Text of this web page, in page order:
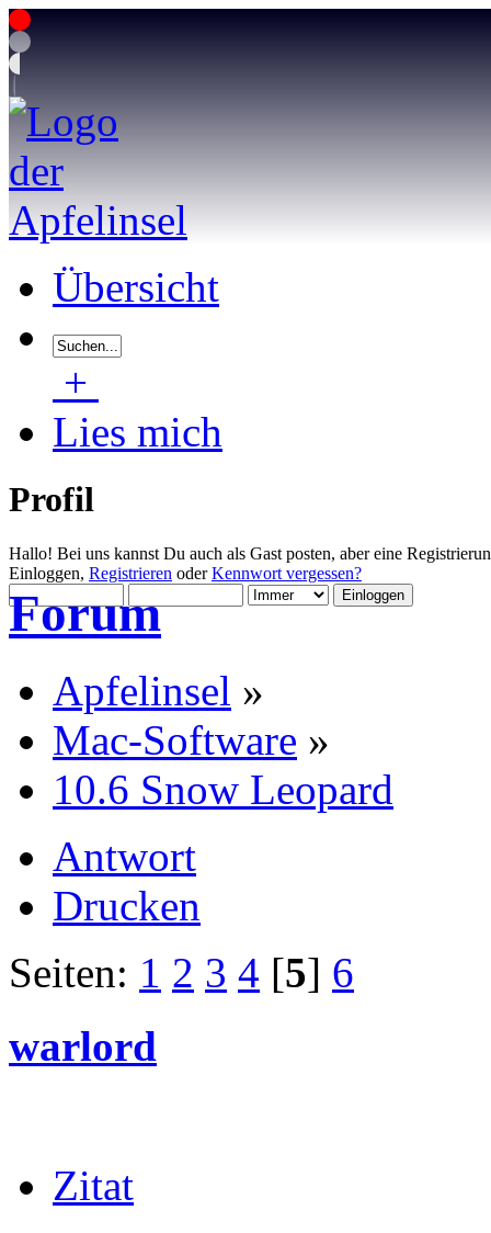
Übersicht
+
Lies mich
Profil
Hallo! Bei uns kannst Du auch als Gast posten, aber eine
Einloggen, Registrieren oderKennwort vergessen?
Forum
Apfelinsel »
Mac-Software »
10.6 Snow Leopard
Antwort
Drucken
Seiten: 1 2 3 4 [5] 6
warlord
Zitat